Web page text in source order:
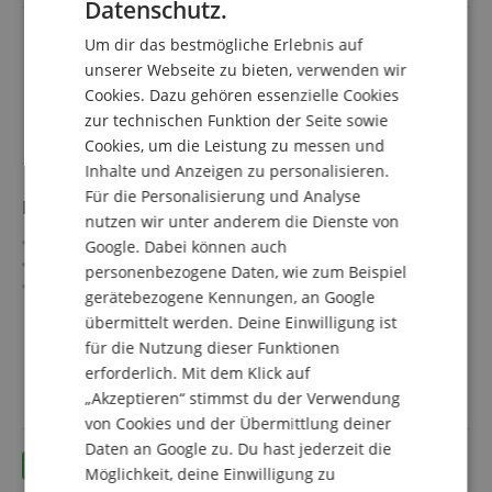
Meinlschmidt Hydro-Jet M1 Reinigungssystem
Reinigungsdüse für weitere Züge und Rohre
Perfekt für Tenorhorn, Bariton, Euphonium & Tuba
Schlauchlänge: 250 cm; Schlauch-Ø: 8 mm
Passt auf jeden handelsüblichen Brauseschlauch
Hohe Strahlkraft durch innovative Düsentechnologie
Flexibler Schlauch, um weit in das Instrument
vorzudringen
mehr anzeigen
27,70 €
inkl. MwSt. +
FRENCH
ITALIAN
SPANISH
Datenschutz.
Um dir das bestmögliche Erlebnis auf
unserer Webseite zu bieten, verwenden wir
Cookies. Dazu gehören essenzielle Cookies
zur technischen Funktion der Seite sowie
Cookies, um die Leistung zu messen und
Inhalte und Anzeigen zu personalisieren.
Für die Personalisierung und Analyse
nutzen wir unter anderem die Dienste von
Google. Dabei können auch
personenbezogene Daten, wie zum Beispiel
gerätebezogene Kennungen, an Google
übermittelt werden. Deine Einwilligung ist
für die Nutzung dieser Funktionen
erforderlich. Mit dem Klick auf
„Akzeptieren“ stimmst du der Verwendung
von Cookies und der Übermittlung deiner
Daten an Google zu. Du hast jederzeit die
Möglichkeit, deine Einwilligung zu